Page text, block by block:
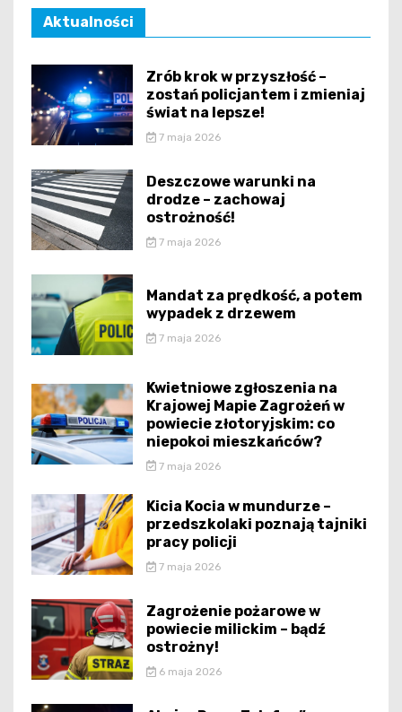
Aktualności
Zrób krok w przyszłość –
zostań policjantem i zmieniaj
świat na lepsze!
7 maja 2026
Deszczowe warunki na
drodze – zachowaj
ostrożność!
7 maja 2026
Mandat za prędkość, a potem
wypadek z drzewem
7 maja 2026
Kwietniowe zgłoszenia na
Krajowej Mapie Zagrożeń w
powiecie złotoryjskim: co
niepokoi mieszkańców?
7 maja 2026
Kicia Kocia w mundurze –
przedszkolaki poznają tajniki
pracy policji
7 maja 2026
Zagrożenie pożarowe w
powiecie milickim – bądź
ostrożny!
6 maja 2026